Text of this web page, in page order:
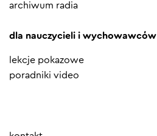
archiwum radia
dla nauczycieli i wychowawców
lekcje pokazowe
poradniki video